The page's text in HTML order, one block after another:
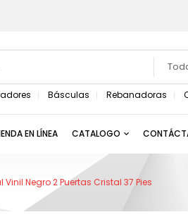
Básculas Rebanadoras
EN LÍNEA CATALOGO
Negro 2 Puertas Cristal 37 Pies